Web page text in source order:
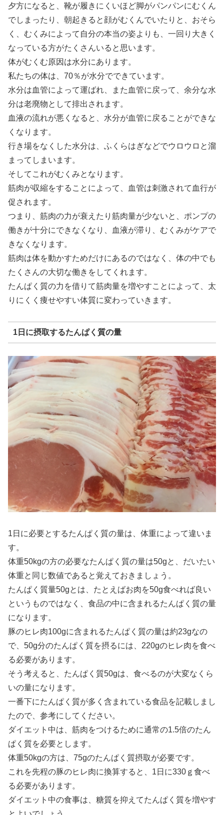
夕方になると、靴が履きにくいほど脚がパンパンにむくん
でしまったり、朝起きると顔がむくんでいたりと、おそら
く、むくみによって自分の本当の姿よりも、一回り大きく
なっている方がたくさんいると思います。
体がむくむ原因は水分にあります。
私たちの体は、70％が水分でできています。
水分は血管によって運ばれ、また血管に戻って、余分な水
分は老廃物として排出されます。
血液の流れが悪くなると、水分が血管に戻ることができな
くなります。
行き場をなくした水分は、ふくらはぎなどでウロウロと溜
まってしまいます。
そしてこれがむくみとなります。
筋肉が収縮をすることによって、血管は刺激されて血行が
促されます。
つまり、筋肉の力が衰えたり筋肉量が少ないと、ポンプの
働きが十分にできなくなり、血液が滞り、むくみがケアで
きなくなります。
筋肉は体を動かすためだけにあるのではなく、体の中でも
たくさんの大切な働きをしてくれます。
たんぱく質の力を借りて筋肉量を増やすことによって、太
りにくく痩せやすい体質に変わっていきます。
1日に摂取するたんぱく質の量
1日に必要とするたんぱく質の量は、体重によって違いま
す。
体重50kgの方の必要なたんぱく質の量は50gと、だいたい
体重と同じ数値であると覚えておきましょう。
たんぱく質量50gとは、たとえばお肉を50g食べれば良い
というものではなく、食品の中に含まれるたんぱく質の量
になります。
豚のヒレ肉100gに含まれるたんぱく質の量は約23gなの
で、50g分のたんぱく質を摂るには、220gのヒレ肉を食べ
る必要があります。
そう考えると、たんぱく質50gは、食べるのが大変なくら
いの量になります。
一番下にたんぱく質が多く含まれている食品を記載しまし
たので、参考にしてください。
ダイエット中は、筋肉をつけるために通常の1.5倍のたん
ぱく質を必要とします。
体重50kgの方は、75gのたんぱく質摂取が必要です。
これを先程の豚のヒレ肉に換算すると、1日に330ｇ食べ
る必要があります。
ダイエット中の食事は、糖質を抑えてたんぱく質を増やす